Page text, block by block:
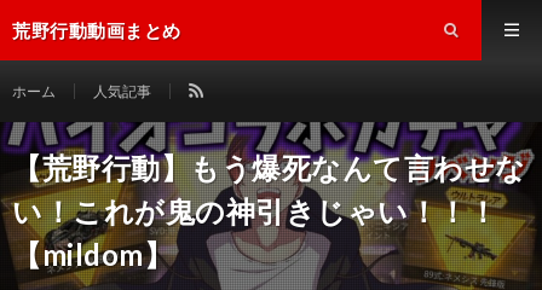
荒野行動動画まとめ
ホーム 人気記事
【荒野行動】もう爆死なんて言わせな
い！これが鬼の神引きじゃい！！！
【mildom】